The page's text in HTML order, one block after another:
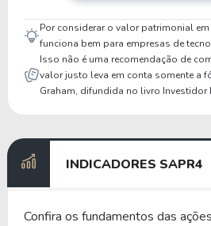
Por considerar o valor patrimonial
funciona bem para empresas de
Isso não é uma recomendação de
valor justo leva em conta somente a
Graham, difundida no livro Investidor
INDICADORES SAPR4
Confira os fundamentos das